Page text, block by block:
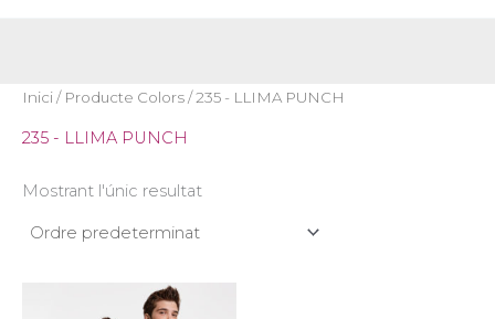
Inici/ Producte Colors / 235 - LLIMA PUNCH
235 - LLIMA PUNCH
Mostrant l'únic resultat